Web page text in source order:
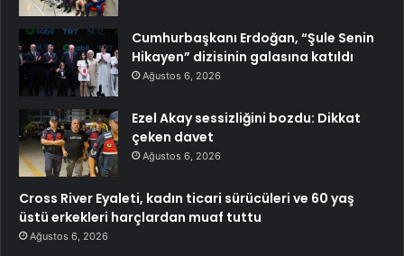
Cumhurbaşkanı Erdoğan, “Şule Senin
Hikayen” dizisinin galasına katıldı
Ağustos 6, 2026
Ezel Akay sessizliğini bozdu: Dikkat
çeken davet
Ağustos 6, 2026
Cross River Eyaleti, kadın ticari sürücüleri ve 60 yaş
üstü erkekleri harçlardan muaf tuttu
Ağustos 6, 2026